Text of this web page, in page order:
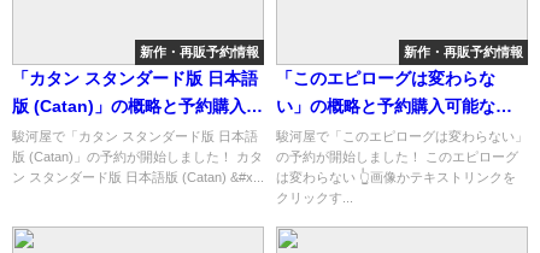
新作・再販予約情報
「カタン スタンダード版 日本語
版 (Catan)」の概略と予約購入可
能なショップ紹介！
駿河屋で「カタン スタンダード版 日本語
版 (Catan)」の予約が開始しました！ カタ
ン スタンダード版 日本語版 (Catan) &#x...
新作・再販予約情報
「このエピローグは変わらな
い」の概略と予約購入可能なシ
ョップ紹介！
駿河屋で「このエピローグは変わらない」
の予約が開始しました！ このエピローグ
は変わらない 👆画像かテキストリンクを
クリックす...